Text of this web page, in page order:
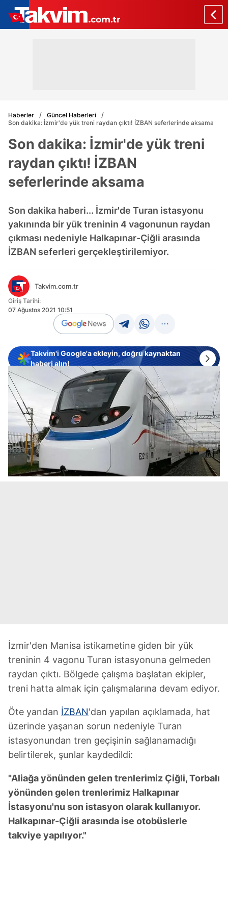
Haberler
Güncel Haberleri
Son dakika: İzmir'de yük treni raydan çıktı! İZBAN seferlerinde aksama
Son dakika: İzmir'de yük treni
raydan çıktı! İZBAN
seferlerinde aksama
Son dakika haberi... İzmir'de Turan istasyonu
yakınında bir yük treninin 4 vagonunun raydan
çıkması nedeniyle Halkapınar-Çiğli arasında
İZBAN seferleri gerçekleştirilemiyor.
Takvim.com.tr
Giriş Tarihi:
07 Ağustos 2021 10:51
Takvim'i Google'a ekleyin, doğru kaynaktan
haberi alın!
İzmir'den Manisa istikametine giden bir yük
treninin 4 vagonu Turan istasyonuna gelmeden
raydan çıktı. Bölgede çalışma başlatan ekipler,
treni hatta almak için çalışmalarına devam ediyor.
Öte yandan İZBAN'dan yapılan açıklamada, hat
üzerinde yaşanan sorun nedeniyle Turan
istasyonundan tren geçişinin sağlanamadığı
belirtilerek, şunlar kaydedildi:
"Aliağa yönünden gelen trenlerimiz Çiğli, Torbalı
yönünden gelen trenlerimiz Halkapınar
İstasyonu'nu son istasyon olarak kullanıyor.
Halkapınar-Çiğli arasında ise otobüslerle
takviye yapılıyor."